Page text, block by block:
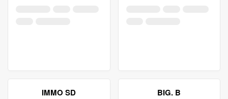
IMMO SD BIG. B